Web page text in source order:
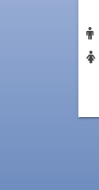

